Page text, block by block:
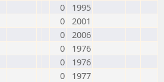
0
1995
0 2001
0 2006
0
1976
0
1976
0
1977